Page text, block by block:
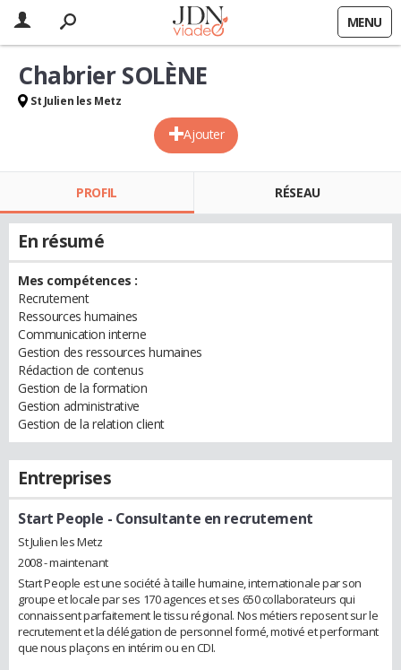
MENU
Ajouter
Chabrier SOLÈNE
St Julien les Metz
PROFIL RÉSEAU
En résumé
Mes compétences :
Recrutement
Ressources humaines
Communication interne
Gestion des ressources humaines
Rédaction de contenus
Gestion de la formation
Gestion administrative
Gestion de la relation client
Entreprises
Start People - Consultante en recrutement
St Julien les Metz
2008 - maintenant
Start People est une société à taille humaine, internationale par son
groupe et locale par ses 170 agences et ses 650 collaborateurs qui
connaissent parfaitement le tissu régional. Nos métiers reposent sur le
recrutement et la délégation de personnel formé, motivé et performant
que nous plaçons en intérim ou en CDI.